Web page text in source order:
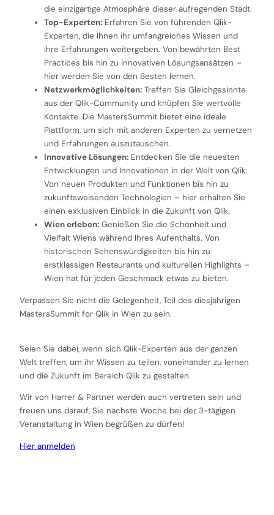
die einzigartige Atmosphäre dieser aufregenden Stadt.
Top-Experten: Erfahren Sie von führenden Qlik-
Experten, die Ihnen ihr umfangreiches Wissen und
ihre Erfahrungen weitergeben. Von bewährten Best
Practices bis hin zu innovativen Lösungsansätzen –
hier werden Sie von den Besten lernen.
Netzwerkmöglichkeiten: Treffen Sie Gleichgesinnte
aus der Qlik-Community und knüpfen Sie wertvolle
Kontakte. Die MastersSummit bietet eine ideale
Plattform, um sich mit anderen Experten zu vernetzen
und Erfahrungen auszutauschen.
Innovative Lösungen: Entdecken Sie die neuesten
Entwicklungen und Innovationen in der Welt von Qlik.
Von neuen Produkten und Funktionen bis hin zu
zukunftsweisenden Technologien – hier erhalten Sie
einen exklusiven Einblick in die Zukunft von Qlik.
Wien erleben: Genießen Sie die Schönheit und
Vielfalt Wiens während Ihres Aufenthalts. Von
historischen Sehenswürdigkeiten bis hin zu
erstklassigen Restaurants und kulturellen Highlights –
Wien hat für jeden Geschmack etwas zu bieten.
Verpassen Sie nicht die Gelegenheit, Teil des diesjährigen
MastersSummit for Qlik in Wien zu sein.
Seien Sie dabei, wenn sich Qlik-Experten aus der ganzen
Welt treffen, um ihr Wissen zu teilen, voneinander zu lernen
und die Zukunft im Bereich Qlik zu gestalten.
Wir von Harrer & Partner werden auch vertreten sein und
freuen uns darauf, Sie nächste Woche bei der 3-tägigen
Veranstaltung in Wien begrüßen zu dürfen!
Hier anmelden